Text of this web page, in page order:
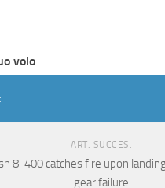
volo
ART. SUCCES.
8-400 catches fire upon
gear failure